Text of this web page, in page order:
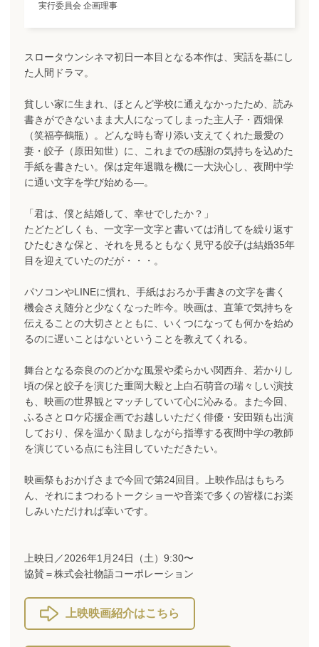
実行委員会 企画理事
スロータウンシネマ初日一本目となる本作は、実話を基にし
た人間ドラマ。
貧しい家に生まれ、ほとんど学校に通えなかったため、読み
書きができないまま大人になってしまった主人子・西畑保
（笑福亭鶴瓶）。どんな時も寄り添い支えてくれた最愛の
妻・皎子（原田知世）に、これまでの感謝の気持ちを込めた
手紙を書きたい。保は定年退職を機に一大決心し、夜間中学
に通い文字を学び始める―。
「君は、僕と結婚して、幸せでしたか？」
たどたどしくも、一文字一文字と書いては消してを繰り返す
ひたむきな保と、それを見るともなく見守る皎子は結婚35年
目を迎えていたのだが・・・。
パソコンやLINEに慣れ、手紙はおろか手書きの文字を書く
機会さえ随分と少なくなった昨今。映画は、直筆で気持ちを
伝えることの大切さとともに、いくつになっても何かを始め
るのに遅いことはないということを教えてくれる。
舞台となる奈良ののどかな風景や柔らかい関西弁、若かりし
頃の保と皎子を演じた重岡大毅と上白石萌音の瑞々しい演技
も、映画の世界観とマッチしていて心に沁みる。また今回、
ふるさとロケ応援企画でお越しいただく俳優・安田顕も出演
しており、保を温かく励ましながら指導する夜間中学の教師
を演じている点にも注目していただきたい。
映画祭もおかげさまで今回で第24回目。上映作品はもちろ
ん、それにまつわるトークショーや音楽で多くの皆様にお楽
しみいただければ幸いです。
上映日／2026年1月24日（土）9:30〜
協賛＝株式会社物語コーポレーション
上映映画紹介はこちら